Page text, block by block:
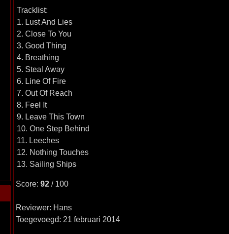
Tracklist:
1. Lust And Lies
2. Close To You
3. Good Thing
4. Breathing
5. Steal Away
6. Line Of Fire
7. Out Of Reach
8. Feel It
9. Leave This Town
10. One Step Behind
11. Leeches
12. Nothing Touches
13. Sailing Ships
Score: 92/ 100
Reviewer: Hans
Toegevoegd: 21 februari 2014